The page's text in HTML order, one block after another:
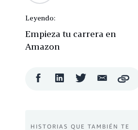
Leyendo:
Empieza tu carrera en
Amazon
CompartirCompartirCompartirCompartir
Copy
HISTORIAS QUE TAMBIÉN TE